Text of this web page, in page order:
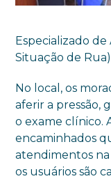
Especializado
Situação de
No local, os
aferir a pressão,
o exame clínico.
encaminhados
atendimentos
os usuários são